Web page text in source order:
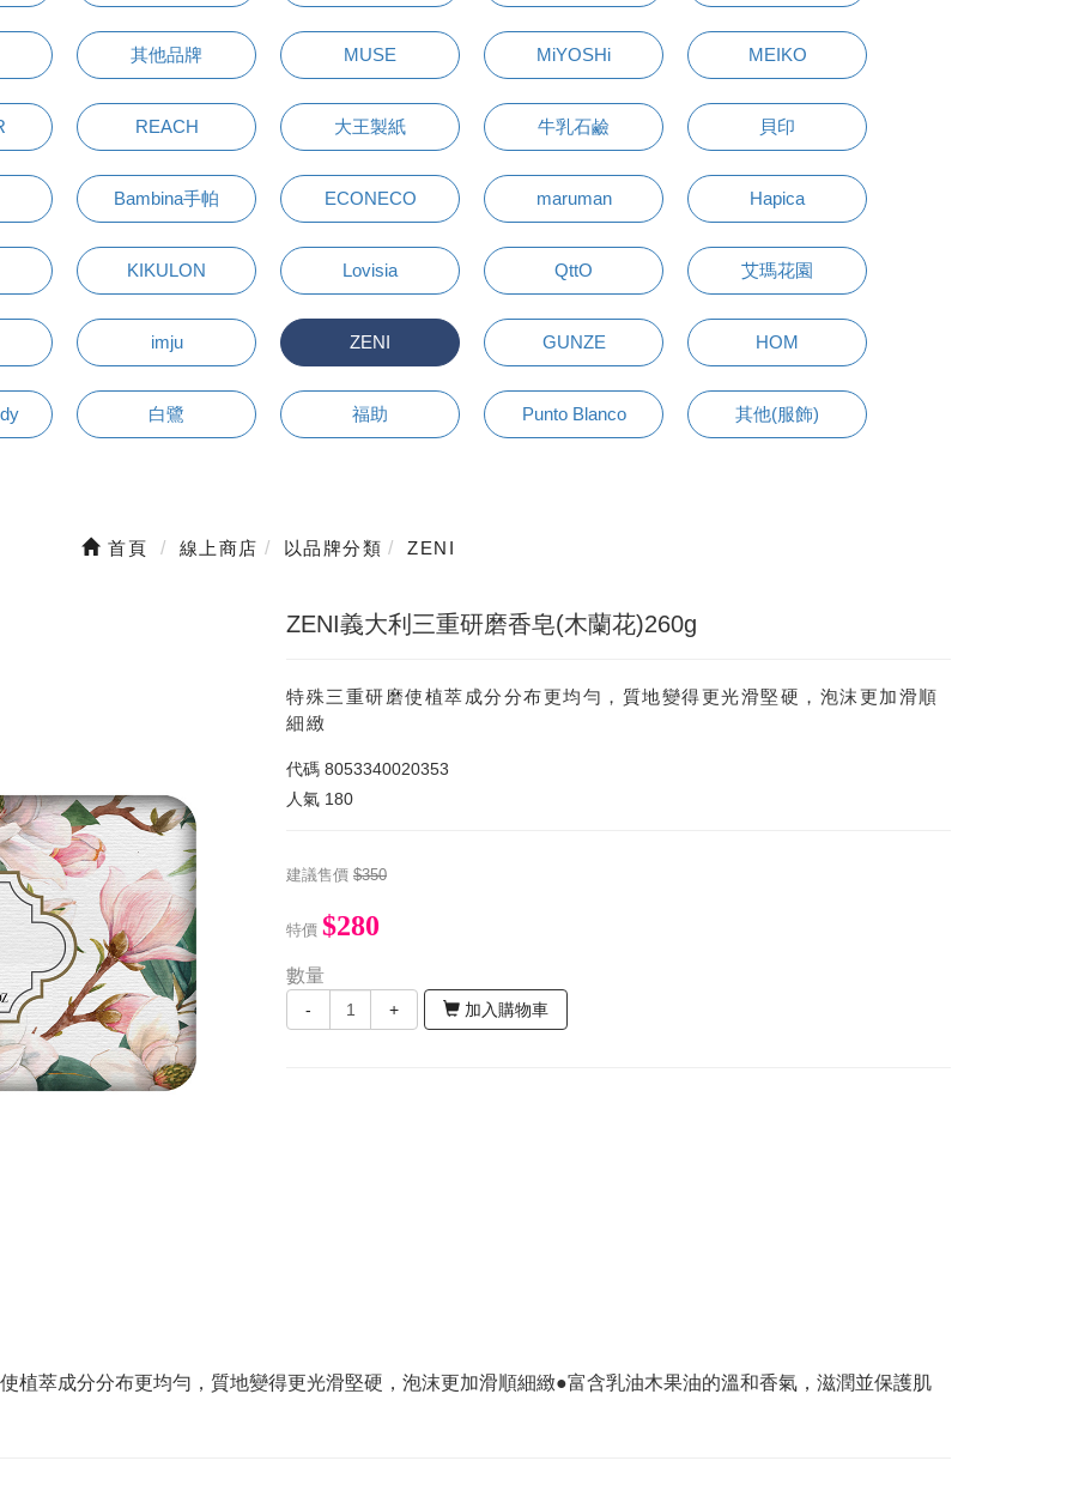
其他品牌 MUSE MiYOSHi MEIKO
REACH 大王製紙 牛乳石鹼 貝印
Bambina手帕 ECONECO maruman Hapica
KIKULON Lovisia QttO 艾瑪花園
imju ZENI GUNZE HOM
白鷺 福助 Punto Blanco 其他(服飾)
首頁 線上商店 以品牌分類 ZENI
ZENI義大利三重研磨香皂(木蘭花)260g
特殊三重研磨使植萃成分分布更均勻，質地變得更光滑堅硬，泡沫更加滑順
細緻
代碼 8053340020353
人氣 180
建議售價 $350
特價 $280
數量
- + 加入購物車
植萃成分分布更均勻，質地變得更光滑堅硬，泡沫更加滑順細緻●富含乳油木果油的溫和香氣，滋潤並保護肌